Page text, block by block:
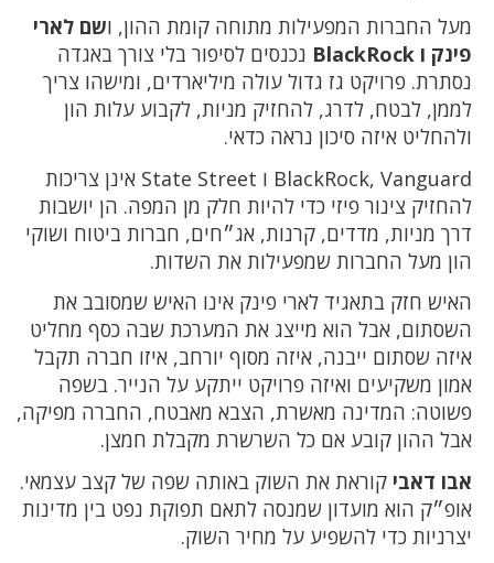
מעל החברות המפעילות מתוחה קומת ההון, ושם לארי
פינק ו BlackRock
נכנסים לסיפור בלי צורך באגדה
נסתרת. פרויקט גז גדול עולה מיליארדים, ומישהו צריך
לממן, לבטח, לדרג, להחזיק מניות, לקבוע עלות הון
ולהחליט איזה סיכון נראה כדאי.
BlackRock, Vanguard ו State Street אינן צריכות
להחזיק צינור פיזי כדי להיות חלק מן המפה. הן יושבות
דרך מניות, מדדים, קרנות, אג״חים, חברות ביטוח ושוקי
הון מעל החברות שמפעילות את השדות.
האיש חזק בתאגיד לארי פינק אינו האיש שמסובב את
השסתום, אבל הוא מייצג את המערכת שבה כסף מחליט
איזה שסתום ייבנה, איזה מסוף יורחב, איזו חברה תקבל
אמון משקיעים ואיזה פרויקט ייתקע על הנייר. בשפה
פשוטה: המדינה מאשרת, הצבא מאבטח, החברה מפיקה,
אבל ההון קובע אם כל השרשרת מקבלת חמצן.
אבו דאבי קוראת את השוק באותה שפה של קצב עצמאי.
אופ״ק הוא מועדון שמנסה לתאם תפוקת נפט בין מדינות
יצרניות כדי להשפיע על מחיר השוק.